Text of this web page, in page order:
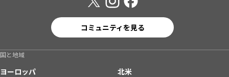
コミュニティを見る
国と地域
ヨーロッパ
北米